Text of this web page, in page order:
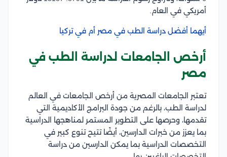
أمريكي في العام.
أيهما أفضل دراسة الطب في مصر أم في تركيا
أرخص الجامعات لدراسة الطب في
مصر
تعتبر الجامعات المصرية من أرخص الجامعات في العالم
لدراسة الطب، بالرغم من جودة البرامج الأكاديمية التي
تقدمها، وحرصها على التطوير المستمر لمناهجها الدراسية
بما يعزز من خبرات الدارسين، أيضًا تتيح تنوع كبير في
التخصصات الدراسية بما يمكن الدارسين من دراسة